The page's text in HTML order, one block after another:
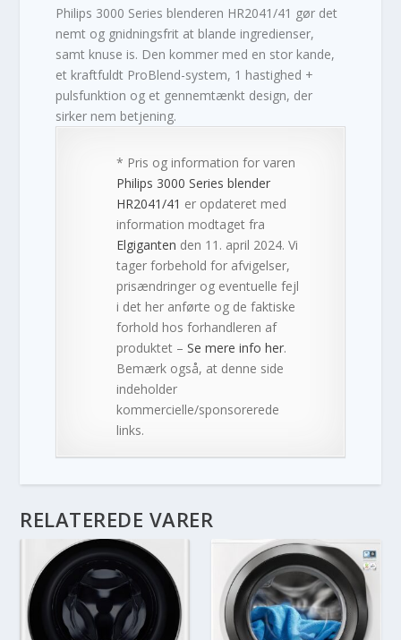
Philips 3000 Series blenderen HR2041/41 gør det
nemt og gnidningsfrit at blande ingredienser,
samt knuse is. Den kommer med en stor kande,
et kraftfuldt ProBlend-system, 1 hastighed +
pulsfunktion og et gennemtænkt design, der
sirker nem betjening.
* Pris og information for varen
Philips 3000 Series blender
HR2041/41 er opdateret med
information modtaget fra
Elgiganten den 11. april 2024. Vi
tager forbehold for afvigelser,
prisændringer og eventuelle fejl
i det her anførte og de faktiske
forhold hos forhandleren af
produktet –Se mere info her.
Bemærk også, at denne side
indeholder
kommercielle/sponsorerede
links.
RELATEREDE VARER